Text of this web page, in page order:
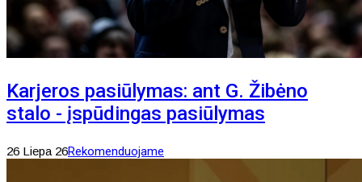
Karjeros pasiūlymas: ant G. Žibėno
stalo - įspūdingas pasiūlymas
26 Liepa 26Rekomenduojame